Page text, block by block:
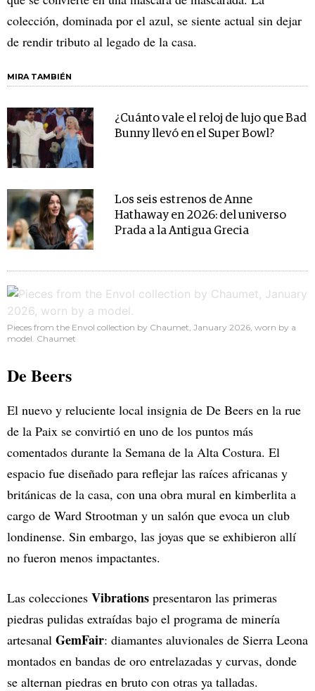
colección, dominada por el azul, se siente actual sin dejar
de rendir tributo al legado de la casa.
MIRA TAMBIÉN
¿Cuánto vale el reloj de lujo que Bad
Bunny llevó en el Super Bowl?
Los seis estrenos de Anne
Hathaway en 2026: del universo
Prada a la Antigua Grecia
Pieces from the Envol collection by Chaumet, January 2026, worn by a
model. Chaumet
De Beers
El nuevo y reluciente local insignia de De Beers en la rue
de la Paix se convirtió en uno de los puntos más
comentados durante la Semana de la Alta Costura. El
espacio fue diseñado para reflejar las raíces africanas y
británicas de la casa, con una obra mural en kimberlita a
cargo de Ward Strootman y un salón que evoca un club
londinense. Sin embargo, las joyas que se exhibieron allí
no fueron menos impactantes.
Las colecciones Vibrations presentaron las primeras
piedras pulidas extraídas bajo el programa de minería
artesanal GemFair: diamantes aluvionales de Sierra Leona
montados en bandas de oro entrelazadas y curvas, donde
se alternan piedras en bruto con otras ya talladas.